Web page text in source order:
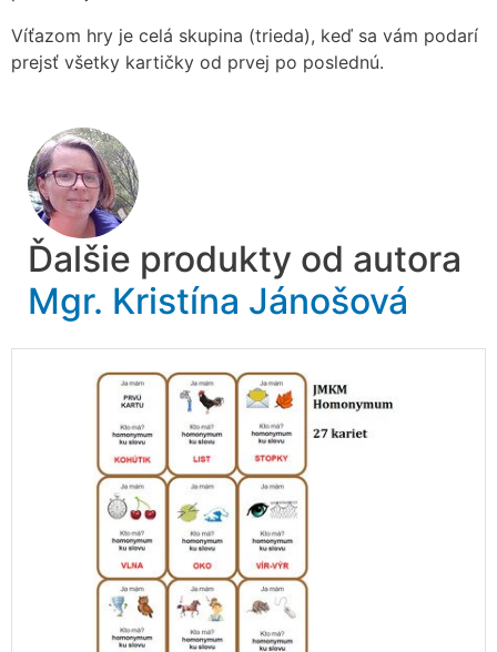
Víťazom hry je celá skupina (trieda), keď sa vám podarí
prejsť všetky kartičky od prvej po poslednú.
Ďalšie produkty od autora
Mgr. Kristína Jánošová